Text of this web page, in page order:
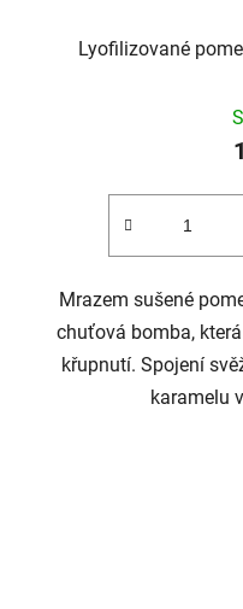
Lyofilizované
Mrazem sušené
chuťová bomba,
křupnutí. Spojení
karamelu